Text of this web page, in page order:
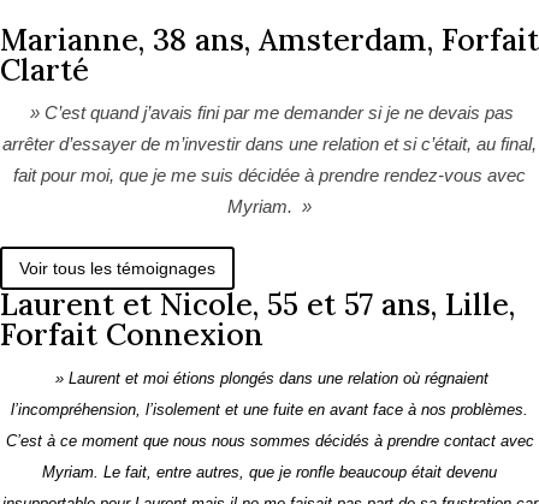
Marianne, 38 ans, Amsterdam, Forfait
Clarté
» C’est quand j’avais fini par me demander si je ne devais pas
arrêter d’essayer de m’investir dans une relation et si c’était, au final,
fait pour moi, que je me suis décidée à prendre rendez-vous avec
Myriam. »
Voir tous les témoignages
Laurent et Nicole, 55 et 57 ans, Lille,
Forfait Connexion
» Laurent et moi étions plongés dans une relation où régnaient
l’incompréhension, l’isolement et une fuite en avant face à nos problèmes.
C’est à ce moment que nous nous sommes décidés à prendre contact avec
Myriam. Le fait, entre autres, que je ronfle beaucoup était devenu